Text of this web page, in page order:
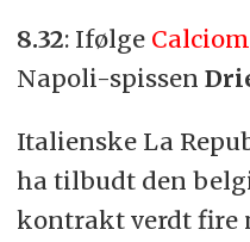
8.32: Ifølge
Napoli-spissen
Italienske La
ha tilbudt den
kontrakt verdt fire